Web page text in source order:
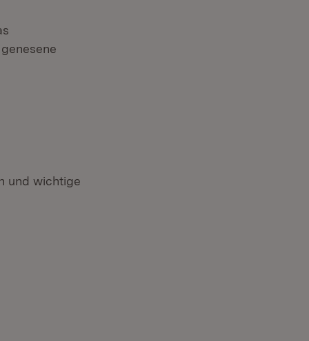
und wichtige